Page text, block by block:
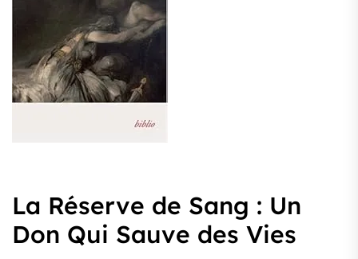
La Réserve de Sang : Un
Don Qui Sauve des Vies